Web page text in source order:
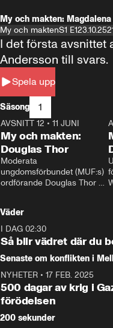
My och makten:
My och maktenS1 E123.10.25
Spela upp
I det första avsnittet
Andersson till svars.
Säsong 1
26:27
AVSNITT 12 • 11 JUNI
My och makten:
Douglas Thor
Moderata
ungdomsförbundet (MUF:s)
ordförande Douglas Thor
tonårsutvisningarna och hur
Moderaterna ska locka
väljare till valet i höst.
Väder
I DAG 02:30
Så blir vädret där du
Senaste om konflikten i
NYHETER • 17 FEB. 2025
500 dagar av krig i
förödelsen
200 sekunder